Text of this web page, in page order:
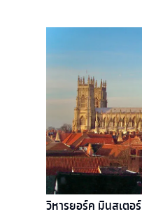
วิหารยอร์ค มินสเตอร์